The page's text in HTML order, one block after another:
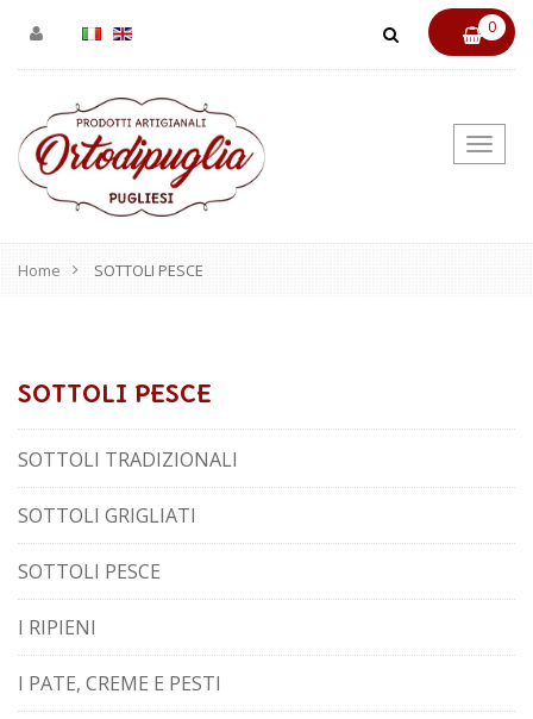
0
Home SOTTOLI PESCE
SOTTOLI PESCE
SOTTOLI TRADIZIONALI
SOTTOLI GRIGLIATI
SOTTOLI PESCE
I RIPIENI
I PATE, CREME E PESTI